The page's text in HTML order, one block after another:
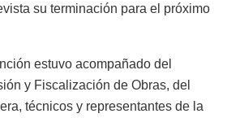
su terminación para el próximo
estuvo acompañado del
y Fiscalización de Obras, del
técnicos y representantes de la